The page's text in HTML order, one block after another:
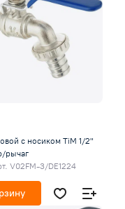
с носиком TiM 1/2"
рычаг
V02FM-3/DE1224